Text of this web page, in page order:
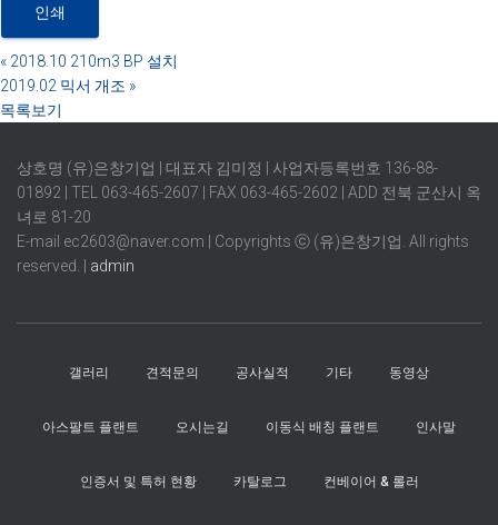
인쇄
« 2018.10 210m3 BP 설치
2019.02 믹서 개조 »
목록보기
상호명 (유)은창기업 | 대표자 김미정 | 사업자등록번호 136-88-
01892 | TEL 063-465-2607 | FAX 063-465-2602 | ADD 전북 군산시 옥
녀로 81-20
E-mail ec2603@naver.com | Copyrights ⓒ (유)은창기업. All rights
reserved. | admin
갤러리 견적문의 공사실적 기타 동영상
아스팔트 플랜트 오시는길 이동식 배칭 플랜트 인사말
인증서 및 특허 현황 카탈로그 컨베이어 & 롤러